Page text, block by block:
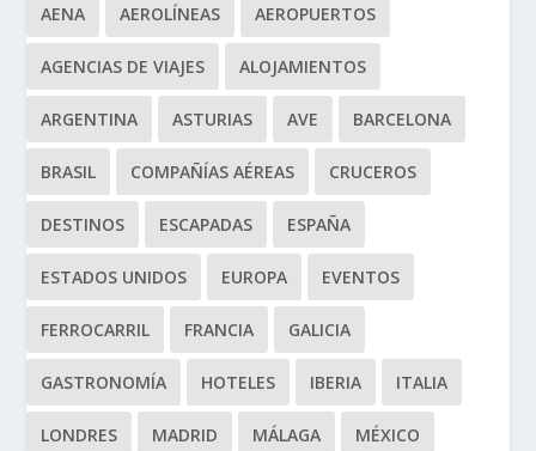
AENA AEROLÍNEAS AEROPUERTOS
AGENCIAS DE VIAJES ALOJAMIENTOS
ARGENTINA ASTURIAS AVE BARCELONA
BRASIL COMPAÑÍAS AÉREAS CRUCEROS
DESTINOS ESCAPADAS ESPAÑA
ESTADOS UNIDOS EUROPA EVENTOS
FERROCARRIL FRANCIA GALICIA
GASTRONOMÍA HOTELES IBERIA ITALIA
LONDRES MADRID MÁLAGA MÉXICO